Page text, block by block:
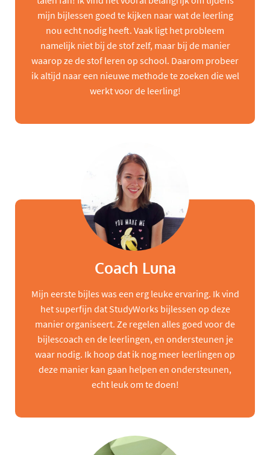
mijn bijlessen goed te kijken naar wat de leerling
nou echt nodig heeft. Vaak ligt het probleem
namelijk niet bij de stof zelf, maar bij de manier
waarop ze de stof leren op school. Daarom probeer
ik altijd naar een nieuwe methode te zoeken die wel
werkt voor de leerling!
Coach Luna
Mijn eerste bijles was een erg leuke ervaring. Ik vind
het superfijn dat StudyWorks bijlessen op deze
manier organiseert. Ze regelen alles goed voor de
bijlescoach en de leerlingen, en ondersteunen je
waar nodig. Ik hoop dat ik nog meer leerlingen op
deze manier kan gaan helpen en ondersteunen,
echt leuk om te doen!